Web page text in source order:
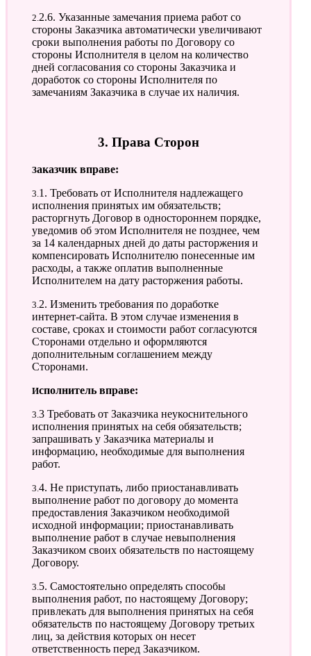
2.2.6. Указанные замечания приема работ со
стороны Заказчика автоматически увеличивают
сроки выполнения работы по Договору со
стороны Исполнителя в целом на количество
дней согласования со стороны Заказчика и
доработок со стороны Исполнителя по
замечаниям Заказчика в случае их наличия.
3. Права Сторон
Заказчик вправе:
3.1. Требовать от Исполнителя надлежащего
исполнения принятых им обязательств;
расторгнуть Договор в одностороннем порядке,
уведомив об этом Исполнителя не позднее, чем
за 14 календарных дней до даты расторжения и
компенсировать Исполнителю понесенные им
расходы, а также оплатив выполненные
Исполнителем на дату расторжения работы.
3.2. Изменить требования по доработке
интернет-сайта. В этом случае изменения в
составе, сроках и стоимости работ согласуются
Сторонами отдельно и оформляются
дополнительным соглашением между
Сторонами.
Исполнитель вправе:
3.3 Требовать от Заказчика неукоснительного
исполнения принятых на себя обязательств;
запрашивать у Заказчика материалы и
информацию, необходимые для выполнения
работ.
3.4. Не приступать, либо приостанавливать
выполнение работ по договору до момента
предоставления Заказчиком необходимой
исходной информации; приостанавливать
выполнение работ в случае невыполнения
Заказчиком своих обязательств по настоящему
Договору.
3.5. Самостоятельно определять способы
выполнения работ, по настоящему Договору;
привлекать для выполнения принятых на себя
обязательств по настоящему Договору третьих
лиц, за действия которых он несет
ответственность перед Заказчиком.